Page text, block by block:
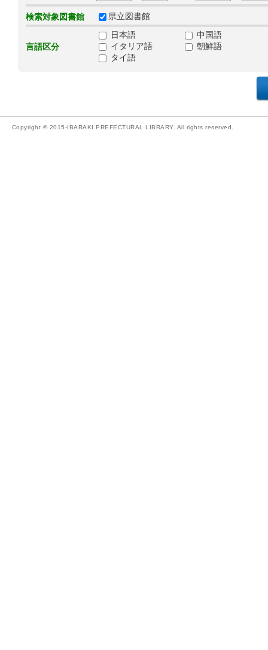
検索対象図書館 県立図書館
言語区分
日本語
中国語
イタリア語
朝鮮語
タイ語
Copyright © 2015-IBARAKI PREFECTURAL LIBRARY. All rights reserved.